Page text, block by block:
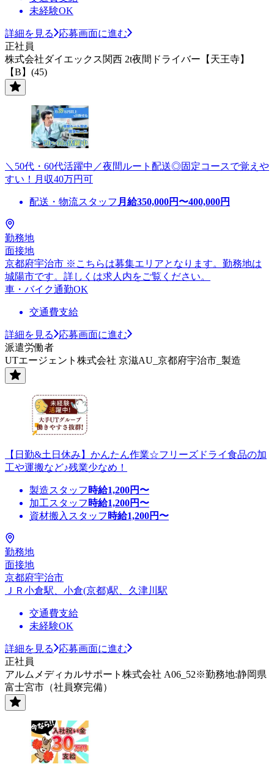
未経験OK
詳細を見る
応募画面に進む
正社員
株式会社ダイエックス関西 2t夜間ドライバー【天王寺】
【B】(45)
＼50代・60代活躍中／夜間ルート配送◎固定コースで覚えや
すい！月収40万円可
配送・物流スタッフ 月給350,000円〜400,000円
勤務地
面接地
京都府宇治市 ※こちらは募集エリアとなります。勤務地は
城陽市です。詳しくは求人内をご覧ください。
車・バイク通勤OK
交通費支給
詳細を見る
応募画面に進む
派遣労働者
UTエージェント株式会社 京滋AU_京都府宇治市_製造
【日勤&土日休み】かんたん作業☆フリーズドライ食品の加
工や運搬など♪残業少なめ！
製造スタッフ 時給1,200円〜
加工スタッフ 時給1,200円〜
資材搬入スタッフ 時給1,200円〜
勤務地
面接地
京都府宇治市
ＪＲ小倉駅、小倉(京都)駅、久津川駅
交通費支給
未経験OK
詳細を見る
応募画面に進む
正社員
アルムメディカルサポート株式会社 A06_52※勤務地:静岡県
富士宮市（社員寮完備）